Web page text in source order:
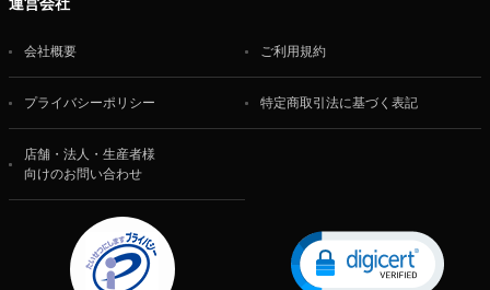
運営会社
会社概要 ご利用規約
プライバシーポリシー 特定商取引法に基づく表記
店舗・法人・生産者様
向けのお問い合わせ